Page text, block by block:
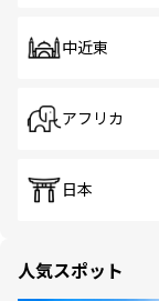
中近東
アフリカ
日本
人気スポット